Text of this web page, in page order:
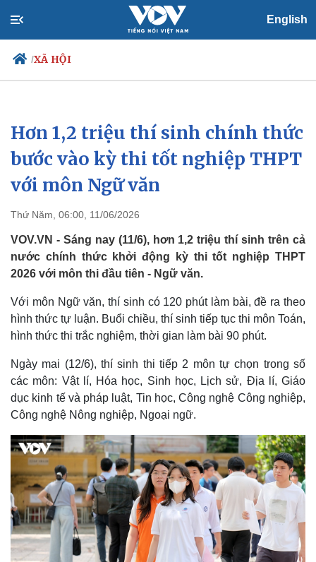
English
/XÃ HỘI
Chính trị
Đảng
Tổ chức nhân sự
Quốc hội
Xã hội
Tin 24h
Dự báo thời tiết
Hơn 1,2 triệu thí sinh chính thức
bước vào kỳ thi tốt nghiệp THPT
với môn Ngữ văn
Thứ Năm, 06:00, 11/06/2026
VOV.VN - Sáng nay (11/6), hơn 1,2 triệu thí sinh trên cả
nước chính thức khởi động kỳ thi tốt nghiệp THPT
2026 với môn thi đầu tiên - Ngữ văn.
Với môn Ngữ văn, thí sinh có 120 phút làm bài, đề ra theo
hình thức tự luận. Buổi chiều, thí sinh tiếp tục thi môn Toán,
hình thức thi trắc nghiệm, thời gian làm bài 90 phút.
Ngày mai (12/6), thí sinh thi tiếp 2 môn tự chọn trong số
các môn: Vật lí, Hóa học, Sinh học, Lịch sử, Địa lí, Giáo
dục kinh tế và pháp luật, Tin học, Công nghệ Công nghiệp,
Công nghệ Nông nghiệp, Ngoại ngữ.